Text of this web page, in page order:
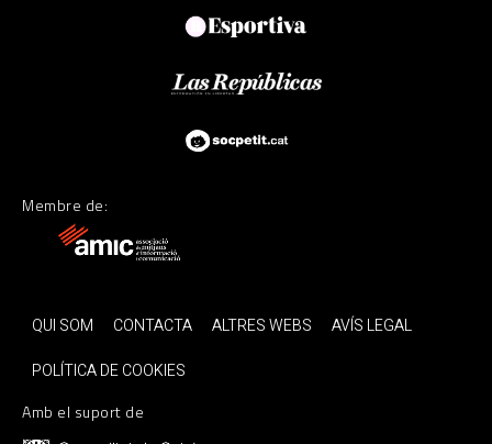
Membre de:
QUI SOM CONTACTA ALTRES WEBS
AVÍS LEGAL
POLÍTICA DE COOKIES
Amb el suport de